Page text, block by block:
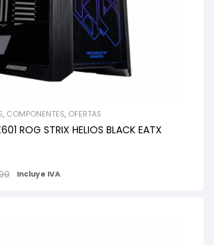
, COMPONENTES, OFERTAS
ROG STRIX HELIOS BLACK EATX
Incluye IVA